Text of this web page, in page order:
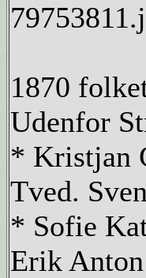
1870
Udenfor
* Kristjan
Tved.
* Sofie
Erik